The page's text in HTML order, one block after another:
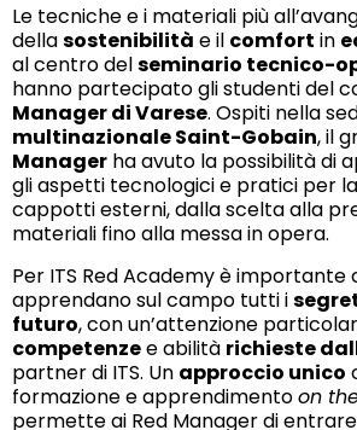
Le tecniche e i materiali più
dellasostenibilità e il comfort in
al centro delseminario tecnico-
hanno partecipato gli studenti del
Manager di Varese. Ospiti nella
multinazionale Saint-Gobain, il
Manager ha avuto la possibilità di
gli aspetti tecnologici e pratici per
cappotti esterni, dalla scelta alla
materiali fino alla messa in opera.
Per ITS Red Academy è importante
apprendano sul campo tutti i
futuro, con un’attenzione
competenzee abilità richieste
partner di ITS. Un approccio unico
formazione e apprendimentoon
permette ai Red Manager di